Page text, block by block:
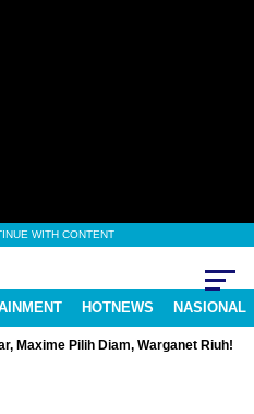
WITH CONTENT
HOTNEWS NASIONAL
Maxime Pilih Diam, Warganet Riuh!